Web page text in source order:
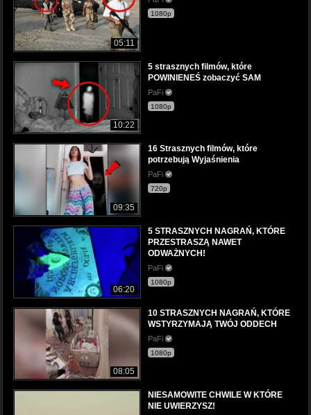
05:11
1080p
10:22
5 strasznych filmów, które
POWINIENEŚ zobaczyć SAM
PaFi
1080p
09:35
16 Strasznych filmów, które
potrzebują Wyjaśnienia
PaFi
720p
06:20
5 STRASZNYCH NAGRAŃ, KTÓRE
PRZESTRASZĄ NAWET
ODWAŻNYCH!
PaFi
1080p
08:05
10 STRASZNYCH NAGRAŃ, KTÓRE
WSTYRZYMAJĄ TWÓJ ODDECH
PaFi
1080p
NIESAMOWITE CHWILE W KTÓRE
NIE UWIERZYSZ!